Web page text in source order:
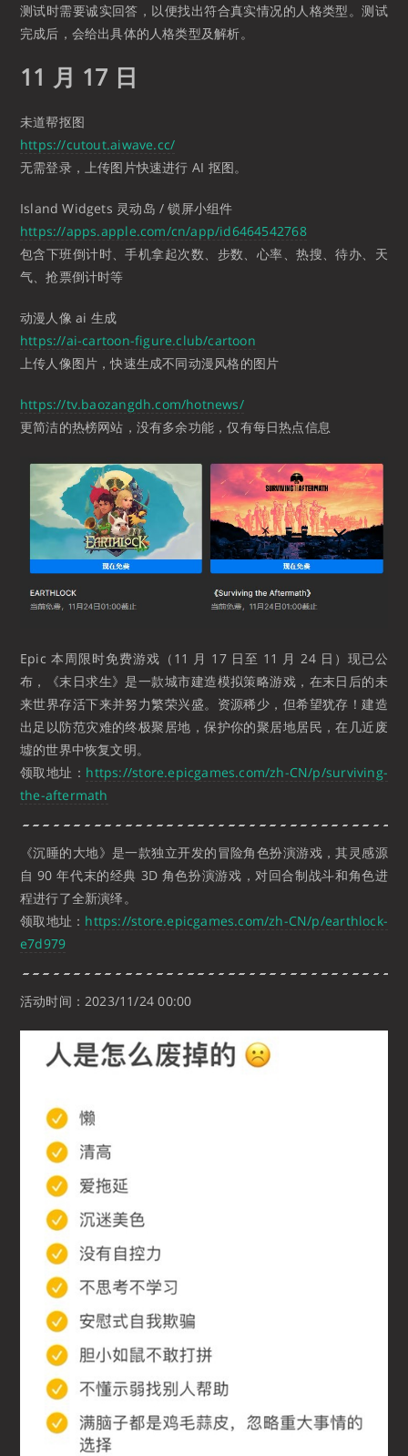
测试时需要诚实回答，以便找出符合真实情况的人格类型。测试
完成后，会给出具体的人格类型及解析。
11 月 17 日
未道帮抠图
https://cutout.aiwave.cc/
无需登录，上传图片快速进行 AI 抠图。
Island Widgets 灵动岛 / 锁屏小组件
https://apps.apple.com/cn/app/id6464542768
包含下班倒计时、手机拿起次数、步数、心率、热搜、待办、天
气、抢票倒计时等
动漫人像 ai 生成
https://ai-cartoon-figure.club/cartoon
上传人像图片，快速生成不同动漫风格的图片
https://tv.baozangdh.com/hotnews/
更简洁的热榜网站，没有多余功能，仅有每日热点信息
Epic 本周限时免费游戏（11 月 17 日至 11 月 24 日）现已公
布，
《末日求生》是一款城市建造模拟策略游戏，在末日后的未
来世界存活下来并努力繁荣兴盛。资源稀少，但希望犹存！建造
出足以防范灾难的终极聚居地，保护你的聚居地居民，在几近废
墟的世界中恢复文明。
领取地址： https://store.epicgames.com/zh-CN/p/surviving-
the-aftermath
《沉睡的大地》是一款独立开发的冒险角色扮演游戏，其灵感源
自 90 年代末的经典 3D 角色扮演游戏，对回合制战斗和角色进
程进行了全新演绎。
领取地址： https://store.epicgames.com/zh-CN/p/earthlock-
e7d979
活动时间：2023/11/24 00:00